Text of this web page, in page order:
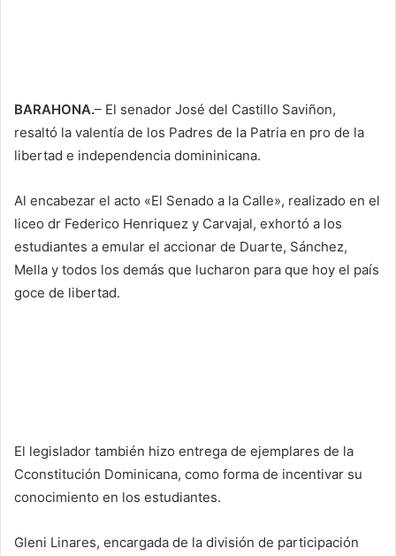
BARAHONA.– El senador José del Castillo Saviñon,
resaltó la valentía de los Padres de la Patria en pro de la
libertad e independencia domininicana.
Al encabezar el acto «El Senado a la Calle», realizado en el
liceo dr Federico Henriquez y Carvajal, exhortó a los
estudiantes a emular el accionar de Duarte, Sánchez,
Mella y todos los demás que lucharon para que hoy el país
goce de libertad.
El legislador también hizo entrega de ejemplares de la
Cconstitución Dominicana, como forma de incentivar su
conocimiento en los estudiantes.
Gleni Linares, encargada de la división de participación